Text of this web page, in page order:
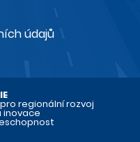
údajů
regionální rozvoj
inovace